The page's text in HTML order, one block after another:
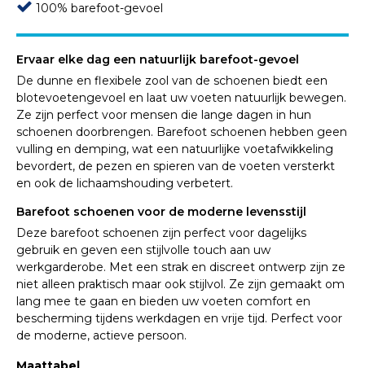
100% barefoot-gevoel
Ervaar elke dag een natuurlijk barefoot-gevoel
De dunne en flexibele zool van de schoenen biedt een
blotevoetengevoel en laat uw voeten natuurlijk bewegen.
Ze zijn perfect voor mensen die lange dagen in hun
schoenen doorbrengen. Barefoot schoenen hebben geen
vulling en demping, wat een natuurlijke voetafwikkeling
bevordert, de pezen en spieren van de voeten versterkt
en ook de lichaamshouding verbetert.
Barefoot schoenen voor de moderne levensstijl
Deze barefoot schoenen zijn perfect voor dagelijks
gebruik en geven een stijlvolle touch aan uw
werkgarderobe. Met een strak en discreet ontwerp zijn ze
niet alleen praktisch maar ook stijlvol. Ze zijn gemaakt om
lang mee te gaan en bieden uw voeten comfort en
bescherming tijdens werkdagen en vrije tijd. Perfect voor
de moderne, actieve persoon.